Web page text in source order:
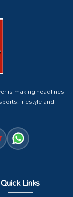
is making headlines
lifestyle and
Quick Links